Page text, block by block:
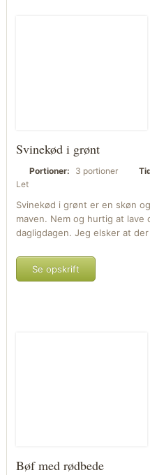
Svinekød i grønt
Portioner: 3 portioner
Let
Svinekød i grønt er en skøn
maven. Nem og hurtig at
dagligdagen. Jeg elsker at
Se opskrift
Bøf med rødbede